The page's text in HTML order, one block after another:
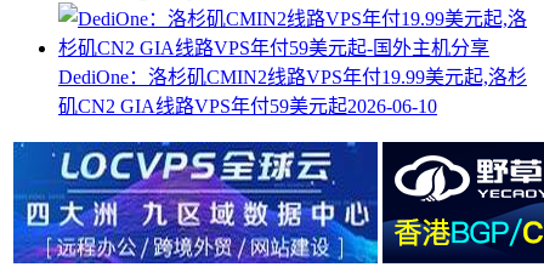
DediOne：洛杉矶CMIN2线路VPS年付19.99美元起,洛杉
矶CN2 GIA线路VPS年付59美元起2026-06-10